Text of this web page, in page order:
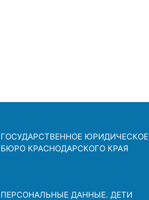
ГОСУДАРСТВЕННОЕ ЮРИДИЧЕСКОЕ
БЮРО КРАСНОДАРСКОГО КРАЯ
ПЕРСОНАЛЬНЫЕ ДАННЫЕ. ДЕТИ